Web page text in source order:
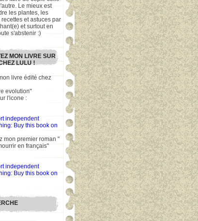
Le mieux est
les plantes, les
et astuces par
et surtout en
s'abstenir :)
MON LIVRE SUR
LULU !
livre édité chez
evolution"
l'icone :
mon premier roman "
en français"